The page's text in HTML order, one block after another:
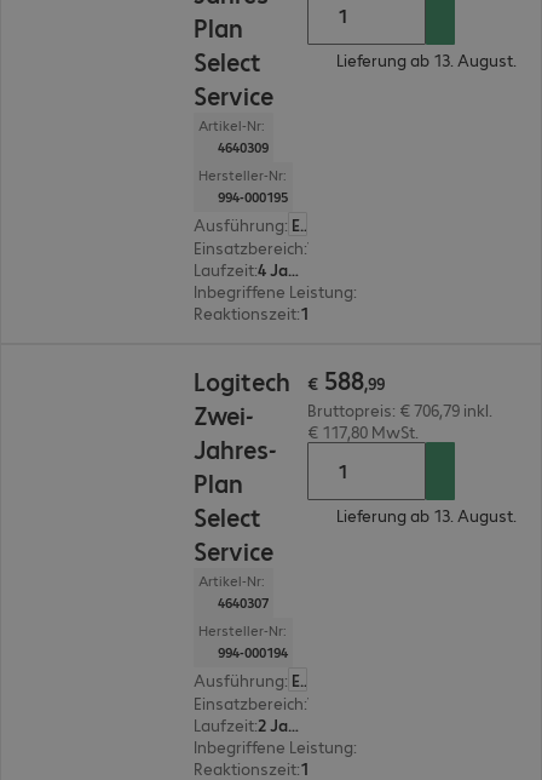
Plan
Select
Service
Artikel-Nr:
4640309
Hersteller-Nr:
994-000195
Ausführung: Europäisch
Einsatzbereich:
Laufzeit:
4 Jahre
Inbegriffene Leistung:
Reaktionszeit:
Lieferung ab 13. August.
Logitech
Zwei-
Jahres-
Plan
Select
Service
Artikel-Nr:
4640307
Hersteller-Nr:
994-000194
Ausführung: Europäisch
Einsatzbereich:
Laufzeit:
2 Jahre
Inbegriffene Leistung:
Reaktionszeit:
€ 588,99
Bruttopreis: € 706,79 inkl.
€ 117,80 MwSt.
Lieferung ab 13. August.